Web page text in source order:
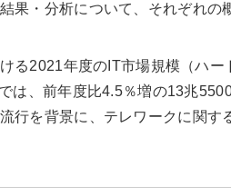
果・分析について、それぞれの
る2021年度のIT市場規模（ハー
は、前年度比4.5％増の13兆
行を背景に、テレワークに関す